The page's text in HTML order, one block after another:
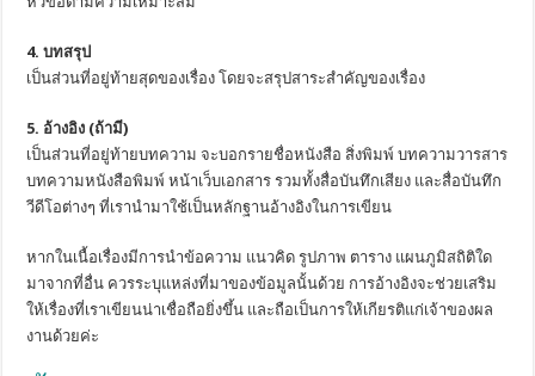
4. บทสรุป
เป็นส่วนที่อยู่ท้ายสุดของเรื่อง โดยจะสรุปสาระสำคัญของเรื่อง
5. อ้างอิง (ถ้ามี)
เป็นส่วนที่อยู่ท้ายบทความ จะบอกรายชื่อหนังสือ สิ่งพิมพ์ บทความวารสาร
บทความหนังสือพิมพ์ หน้าเว็บเอกสาร รวมทั้งสื่อบันทึกเสียง และสื่อบันทึก
วีดีโอต่างๆ ที่เรานำมาใช้เป็นหลักฐานอ้างอิงในการเขียน
หากในเนื้อเรื่องมีการนำข้อความ แนวคิด รูปภาพ ตาราง แผนภูมิสถิติใด
มาจากที่อื่น ควรระบุแหล่งที่มาของข้อมูลนั้นด้วย การอ้างอิงจะช่วยเสริม
ให้เรื่องที่เราเขียนน่าเชื่อถือยิ่งขึ้น และถือเป็นการให้เกียรติแก่เจ้าของผล
งานด้วยค่ะ